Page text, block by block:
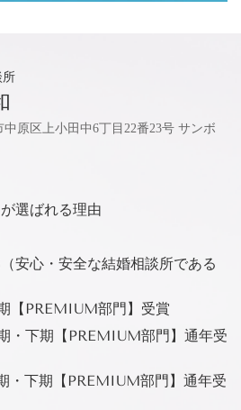
所
中原区上小田中6丁目22番23号 サンボ
選ばれる理由
安心・安全な結婚相談所である
【PREMIUM部門】受賞
下期【PREMIUM部門】通年受
下期【PREMIUM部門】通年受